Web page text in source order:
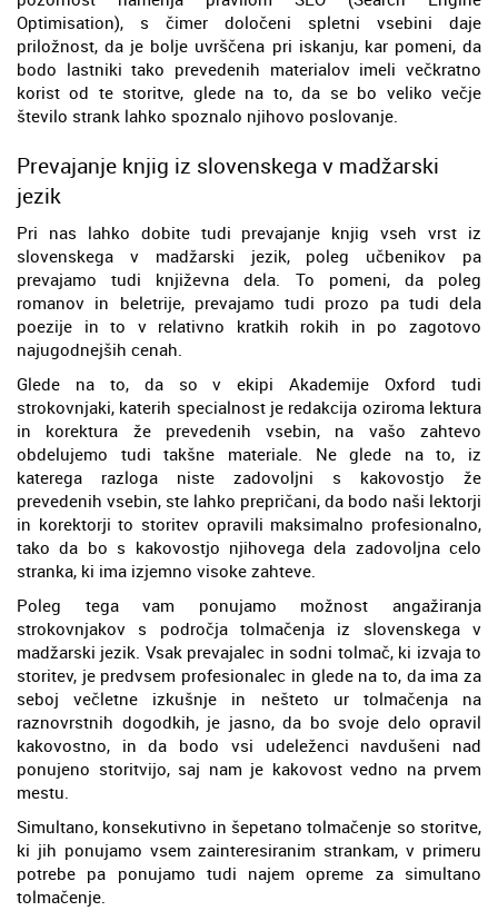
Optimisation), s čimer določeni spletni vsebini daje
priložnost, da je bolje uvrščena pri iskanju, kar pomeni, da
bodo lastniki tako prevedenih materialov imeli večkratno
korist od te storitve, glede na to, da se bo veliko večje
število strank lahko spoznalo njihovo poslovanje.
Prevajanje knjig iz slovenskega v madžarski
jezik
Pri nas lahko dobite tudi prevajanje knjig vseh vrst iz
slovenskega v madžarski jezik, poleg učbenikov pa
prevajamo tudi književna dela. To pomeni, da poleg
romanov in beletrije, prevajamo tudi prozo pa tudi dela
poezije in to v relativno kratkih rokih in po zagotovo
najugodnejših cenah.
Glede na to, da so v ekipi Akademije Oxford tudi
strokovnjaki, katerih specialnost je redakcija oziroma lektura
in korektura že prevedenih vsebin, na vašo zahtevo
obdelujemo tudi takšne materiale. Ne glede na to, iz
katerega razloga niste zadovoljni s kakovostjo že
prevedenih vsebin, ste lahko prepričani, da bodo naši lektorji
in korektorji to storitev opravili maksimalno profesionalno,
tako da bo s kakovostjo njihovega dela zadovoljna celo
stranka, ki ima izjemno visoke zahteve.
Poleg tega vam ponujamo možnost angažiranja
strokovnjakov s področja tolmačenja iz slovenskega v
madžarski jezik. Vsak prevajalec in sodni tolmač, ki izvaja to
storitev, je predvsem profesionalec in glede na to, da ima za
seboj večletne izkušnje in nešteto ur tolmačenja na
raznovrstnih dogodkih, je jasno, da bo svoje delo opravil
kakovostno, in da bodo vsi udeleženci navdušeni nad
ponujeno storitvijo, saj nam je kakovost vedno na prvem
mestu.
Simultano, konsekutivno in šepetano tolmačenje so storitve,
ki jih ponujamo vsem zainteresiranim strankam, v primeru
potrebe pa ponujamo tudi najem opreme za simultano
tolmačenje.